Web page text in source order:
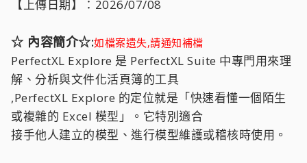
【上傳日期】：2026/07/08
☆ 內容簡介☆:如檔案遺失,請通知補檔
PerfectXL Explore 是 PerfectXL Suite 中專門用來理
解、分析與文件化活頁簿的工具
,PerfectXL Explore 的定位就是「快速看懂一個陌生
或複雜的 Excel 模型」。它特別適合
接手他人建立的模型、進行模型維護或稽核時使用。